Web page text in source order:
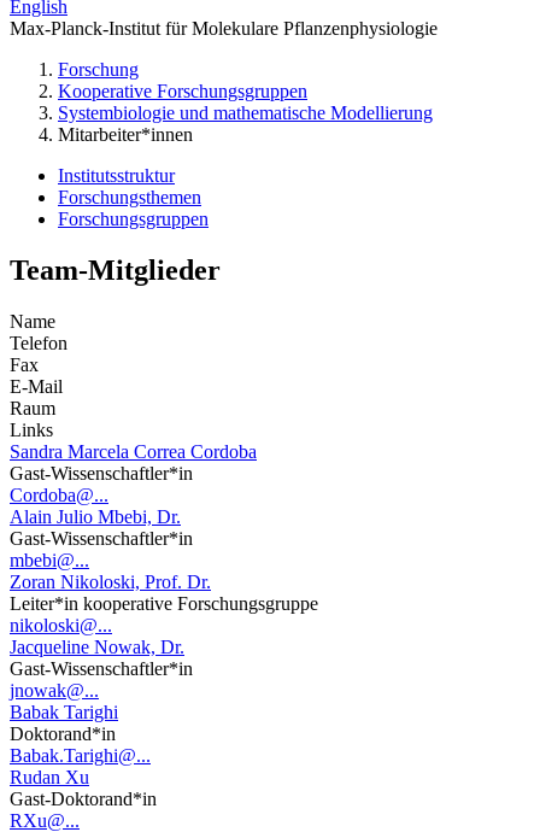
English
Max-Planck-Institut für Molekulare Pflanzenphysiologie
Forschung
Kooperative Forschungsgruppen
Systembiologie und mathematische Modellierung
Mitarbeiter*innen
Institutsstruktur
Forschungsthemen
Forschungsgruppen
Team-Mitglieder
Name
Telefon
Fax
E-Mail
Raum
Links
Sandra Marcela Correa Cordoba
Gast-Wissenschaftler*in
Cordoba@...
Alain Julio Mbebi, Dr.
Gast-Wissenschaftler*in
mbebi@...
Zoran Nikoloski, Prof. Dr.
Leiter*in kooperative Forschungsgruppe
nikoloski@...
Jacqueline Nowak, Dr.
Gast-Wissenschaftler*in
jnowak@...
Babak Tarighi
Doktorand*in
Babak.Tarighi@...
Rudan Xu
Gast-Doktorand*in
RXu@...